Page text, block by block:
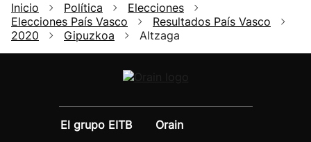
Inicio Política
Elecciones
Elecciones País Vasco
Resultados País Vasco
2020
Gipuzkoa Altzaga
El grupo EITB
Orain